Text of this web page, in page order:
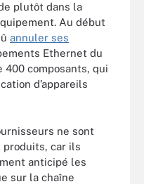
plutôt dans la
Au début
annuler ses
Ethernet du
400 composants, qui
d’appareils
ne sont
car ils
anticipé les
sur la chaîne